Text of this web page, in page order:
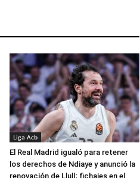
Liga Acb
El Real Madrid igualó para retener
los derechos de Ndiaye y anunció la
renovación de Llull; fichajes en el